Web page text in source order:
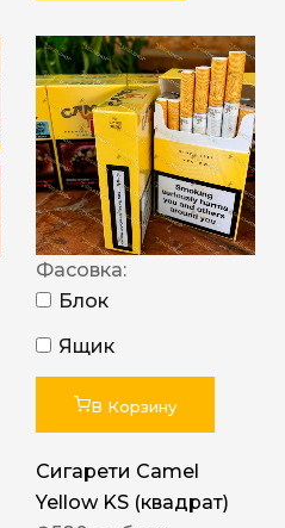
Фасовка:
Блок
Ящик
В Корзину
Сигарети Camel
Yellow KS (квадрат)